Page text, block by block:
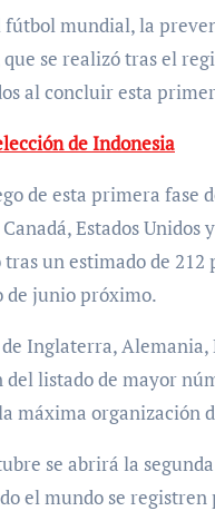
mundial, la
se realizó tras el
al concluir esta
de Indonesia
de esta primera fase
Estados
un estimado de
de junio próximo.
Inglaterra, Alemania,
listado de mayor
máxima organización
se abrirá la
el mundo se